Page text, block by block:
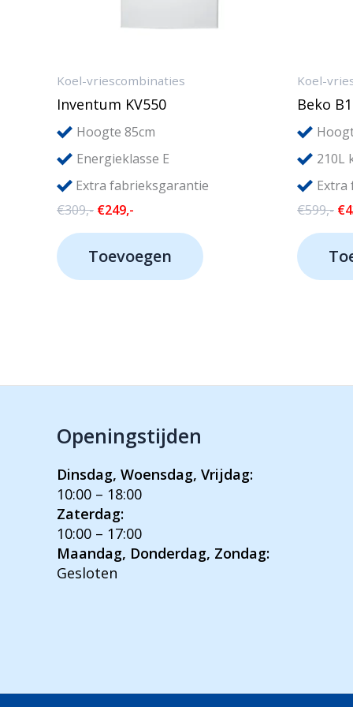
Koel-vriescombinaties
Inventum KV550
Hoogte 85cm
Energieklasse E
Extra fabrieksgarantie
€309,- Oorspronkelijke
€309,-.
€249,-
€249,-.
Toevoegen
Koel-
Beko
210L
Extra
€599,- €
Openingstijden
Dinsdag, Woensdag, Vrijdag:
10:00 – 18:00
Zaterdag:
10:00 – 17:00
Maandag, Donderdag, Zondag:
Gesloten